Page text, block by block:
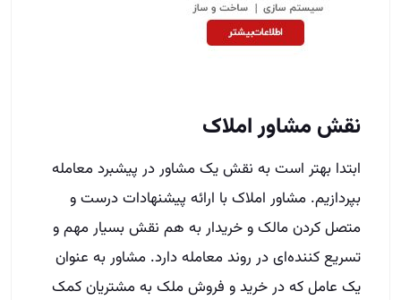
نقش مشاور املاک
ابتدا بهتر است به نقش یک مشاور در پیشبرد معامله
بپردازیم. مشاور املاک با ارائه پیشنهادات درست و
متصل کردن مالک و خریدار به هم نقش بسیار مهم و
تسریع کننده‌ای در روند معامله دارد. مشاور به عنوان
یک عامل که در خرید و فروش ملک به مشتریان کمک